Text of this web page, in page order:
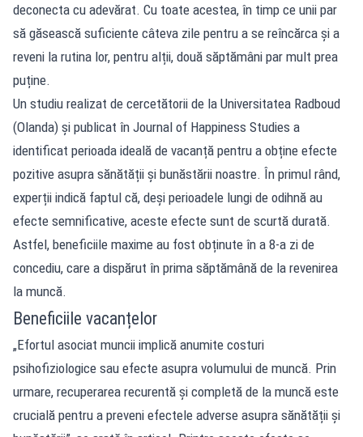
deconecta cu adevărat. Cu toate acestea, în timp ce unii par
să găsească suficiente câteva zile pentru a se reîncărca și a
reveni la rutina lor, pentru alții, două săptămâni par mult prea
puține.
Un studiu realizat de cercetătorii de la Universitatea Radboud
(Olanda) și publicat în Journal of Happiness Studies a
identificat perioada ideală de vacanță pentru a obține efecte
pozitive asupra sănătății și bunăstării noastre. În primul rând,
experții indică faptul că, deși perioadele lungi de odihnă au
efecte semnificative, aceste efecte sunt de scurtă durată.
Astfel, beneficiile maxime au fost obținute în a 8-a zi de
concediu, care a dispărut în prima săptămână de la revenirea
la muncă.
Beneficiile vacanțelor
„Efortul asociat muncii implică anumite costuri
psihofiziologice sau efecte asupra volumului de muncă. Prin
urmare, recuperarea recurentă și completă de la muncă este
crucială pentru a preveni efectele adverse asupra sănătății și